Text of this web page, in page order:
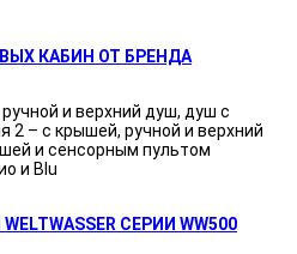
КАБИН ОТ БРЕНДА
и верхний душ, душ с
2 – с крышей, ручной и верхний
и сенсорным пультом
и Blu
СЕРИИ WW500